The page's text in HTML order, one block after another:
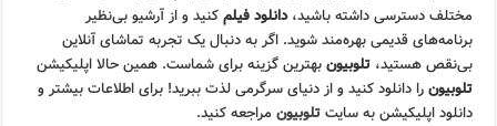
مختلف دسترسی داشته باشید،دانلود فیلمکنید و از آرشیو بی‌نظیر
برنامه‌های قدیمی بهره‌مند شوید. اگر به دنبال یک تجربه تماشای آنلاین
بی‌نقص هستید،تلوبیونبهترین گزینه برای شماست. همین حالا اپلیکیشن
تلوبیونرا دانلود کنید و از دنیای سرگرمی لذت ببرید! برای اطلاعات بیشتر و
دانلود اپلیکیشن به سایتتلوبیون مراجعه کنید.